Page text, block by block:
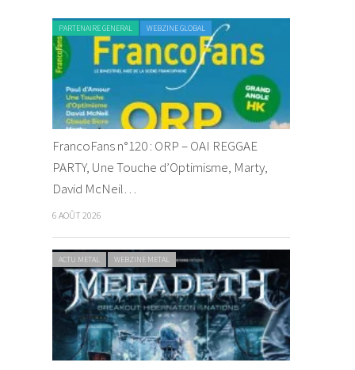
PARTENAIRE GENERAL WEBZINE GLOBAL
FrancoFans n°120 : ORP – OAI REGGAE
PARTY, Une Touche d’Optimisme, Marty,
David McNeil…
6 AOÛT 2026
ACTU METAL WEBZINE METAL